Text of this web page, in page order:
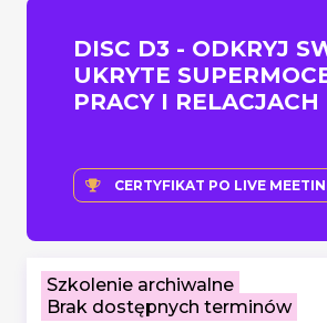
DISC D3 - ODKRYJ
UKRYTE
PRACY I RELACJACH
CERTYFIKAT PO LIVE
Szkolenie archiwalne
Brak dostępnych terminów